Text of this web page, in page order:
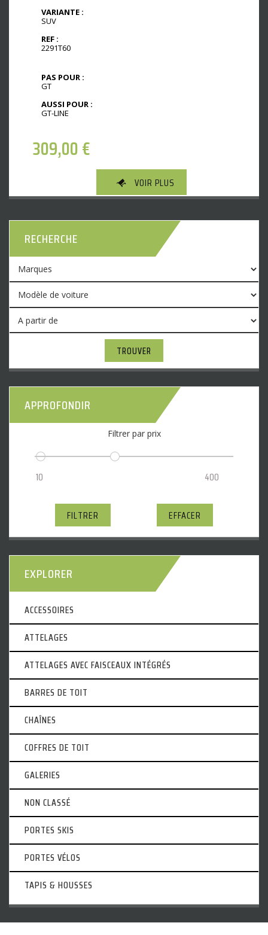
VARIANTE :
SUV
REF :
2291T60
PAS POUR :
GT
AUSSI POUR :
GT-LINE
309,00€
VOIR PLUS
RECHERCHE
TROUVER
APPROFONDIR
Filtrer par prix
FILTRER EFFACER
EXPLORER
ACCESSOIRES
ATTELAGES
ATTELAGES AVEC FAISCEAUX INTÉGRÉS
BARRES DE TOIT
CHAÎNES
COFFRES DE TOIT
GALERIES
NON CLASSÉ
PORTES SKIS
PORTES VÉLOS
TAPIS & HOUSSES